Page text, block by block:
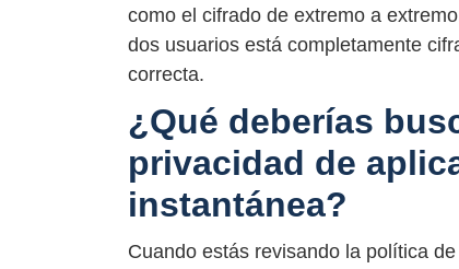
como el cifrado de extremo a
dos usuarios está completamente
correcta.
¿Qué deberías
privacidad de
instantánea?
Cuando estás revisando la política